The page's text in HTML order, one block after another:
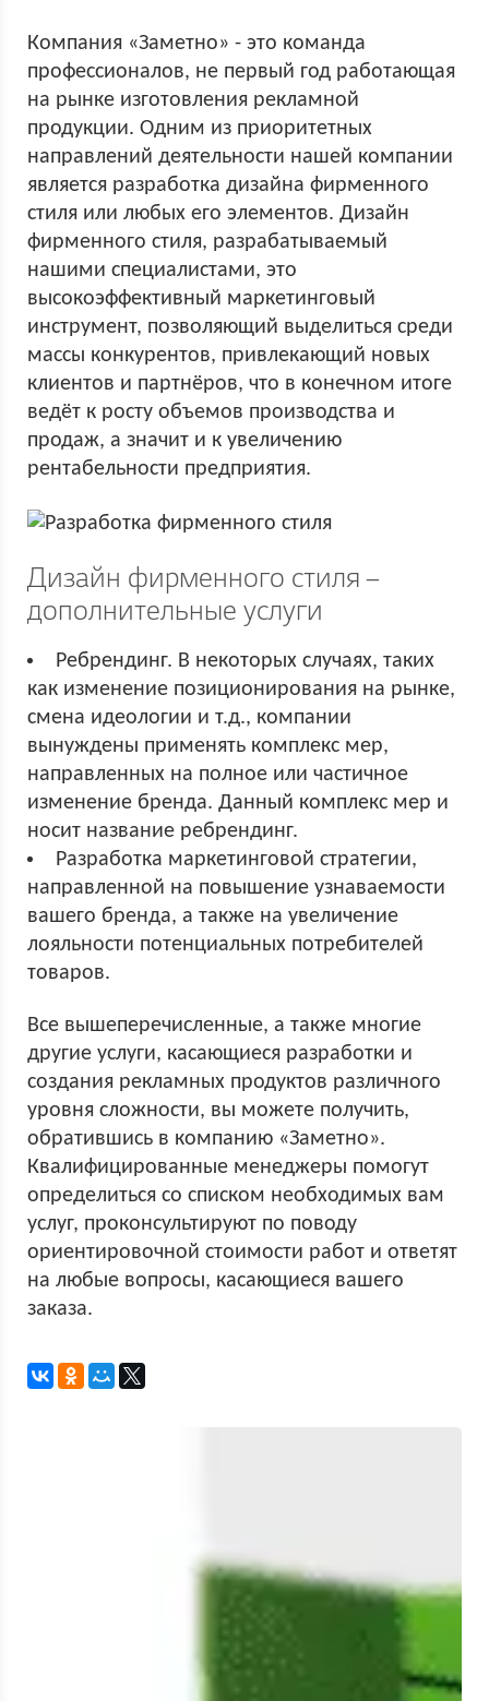
Компания «Заметно» - это команда
профессионалов, не первый год работающая
на рынке изготовления рекламной
продукции. Одним из приоритетных
направлений деятельности нашей компании
является разработка дизайна фирменного
стиля или любых его элементов. Дизайн
фирменного стиля, разрабатываемый
нашими специалистами, это
высокоэффективный маркетинговый
инструмент, позволяющий выделиться среди
массы конкурентов, привлекающий новых
клиентов и партнёров, что в конечном итоге
ведёт к росту объемов производства и
продаж, а значит и к увеличению
рентабельности предприятия.
Дизайн фирменного стиля –
дополнительные услуги
Ребрендинг. В некоторых случаях, таких
как изменение позиционирования на рынке,
смена идеологии и т.д., компании
вынуждены применять комплекс мер,
направленных на полное или частичное
изменение бренда. Данный комплекс мер и
носит название ребрендинг.
Разработка маркетинговой стратегии,
направленной на повышение узнаваемости
вашего бренда, а также на увеличение
лояльности потенциальных потребителей
товаров.
Все вышеперечисленные, а также многие
другие услуги, касающиеся разработки и
создания рекламных продуктов различного
уровня сложности, вы можете получить,
обратившись в компанию «Заметно».
Квалифицированные менеджеры помогут
определиться со списком необходимых вам
услуг, проконсультируют по поводу
ориентировочной стоимости работ и ответят
на любые вопросы, касающиеся вашего
заказа.